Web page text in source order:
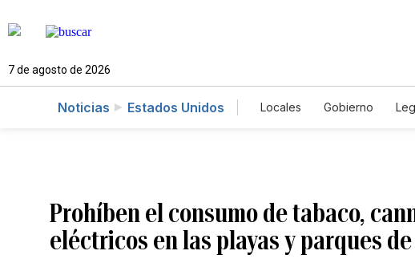
7 de agosto de 2026
Noticias Estados Unidos Locales Gobierno
Prohíben el consumo de tabaco,
eléctricos en las playas y parques